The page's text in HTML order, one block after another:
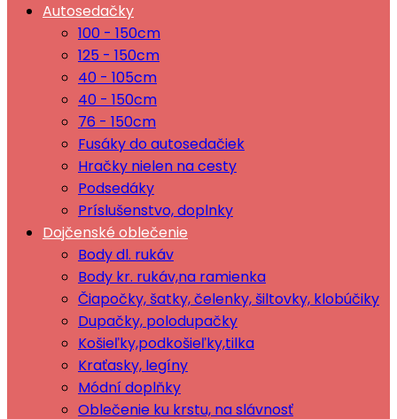
Autosedačky
100 - 150cm
125 - 150cm
40 - 105cm
40 - 150cm
76 - 150cm
Fusáky do autosedačiek
Hračky nielen na cesty
Podsedáky
Príslušenstvo, doplnky
Dojčenské oblečenie
Body dl. rukáv
Body kr. rukáv,na ramienka
Čiapočky, šatky, čelenky, šiltovky, klobúčiky
Dupačky, polodupačky
Košieľky,podkošieľky,tilka
Kraťasky, legíny
Módní doplňky
Oblečenie ku krstu, na slávnosť